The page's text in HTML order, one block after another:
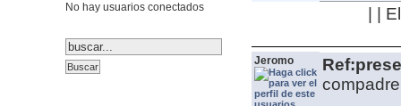
No hay usuarios conectados
| |
Jeromo